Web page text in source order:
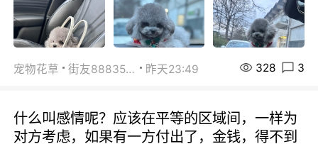
宠物花草 街友88835518 昨天23:49 328 3
什么叫感情呢？应该在平等的区域间，一样为
对方考虑，如果有一方付出了，金钱，得不到